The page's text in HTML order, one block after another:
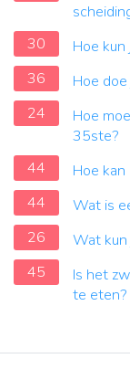
30
Hoe
36
Hoe
24
Hoe
35ste?
44
Hoe
44
Wat is
26
Wat
45
Is het
te eten?